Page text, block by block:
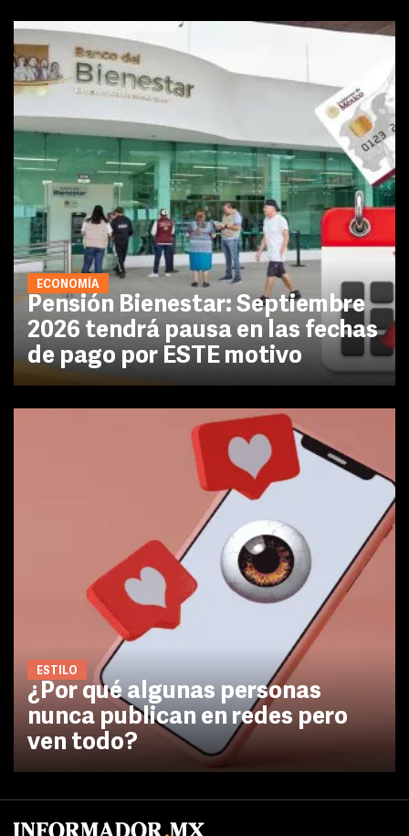
ECONOMÍA
Pensión Bienestar: Septiembre
2026 tendrá pausa en las fechas
de pago por ESTE motivo
ESTILO
¿Por qué algunas personas
nunca publican en redes pero
ven todo?